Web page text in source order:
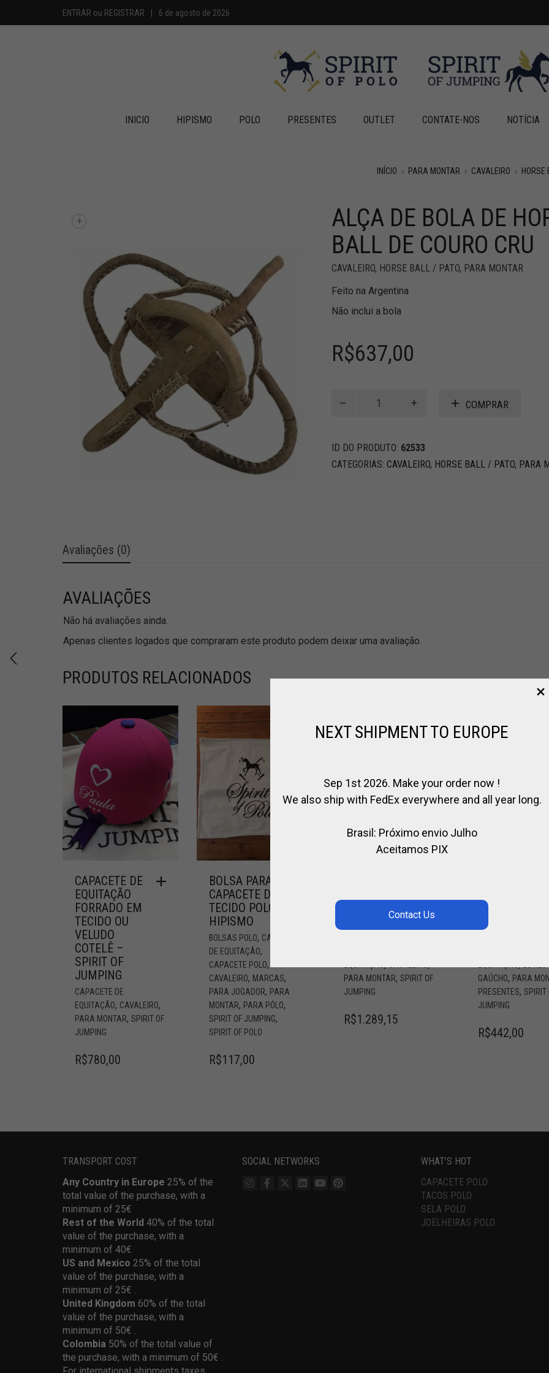
ENTRAR ou REGISTRAR | 6 de agosto de 2026
INICIO HIPISMO POLO PRESENTES OUTLET CONTATE-NOS NOTÍCIA
INÍCIO » PARA MONTAR » CAVALEIRO » HORSE
+
ALÇA DE BOLA DE
BALL DE COURO CRU
CAVALEIRO, HORSE BALL / PATO, PARA MONTAR
Feito na Argentina
Não inclui a bola
R$637,00
Horse
Ball
COMPRAR
ID DO PRODUTO: 62533
CATEGORIAS: CAVALEIRO, HORSE BALL / PATO, PARA
Avaliações (0)
AVALIAÇÕES
Não há avaliações ainda.
Apenas clientes logados que compraram este produto podem deixar uma avaliação.
PRODUTOS RELACIONADOS
CAPACETE DE
EQUITAÇÃO
FORRADO EM
TECIDO OU
VELUDO
COTELÊ –
SPIRIT OF
JUMPING
CAPACETE DE
EQUITAÇÃO, CAVALEIRO,
PARA MONTAR, SPIRIT OF
JUMPING
R$780,00
BOLSA PARA
CAPACETE DE
TECIDO POLO
HIPISMO
BOLSAS POLO, CAPACETE
DE EQUITAÇÃO,
CAPACETE POLO,
CAVALEIRO, MARCAS,
PARA JOGADOR, PARA
MONTAR, PARA PÓLO,
SPIRIT OF JUMPING,
SPIRIT OF POLO
R$117,00
IMPRESSO –
SPIRIT OF
JUMPING
PARA MONTAR, SPIRIT OF
JUMPING
R$1.289,15
CORRALERO
GRANDE DE
COURO CRU
GAÚCHO, PARA
PRESENTES,SPIRIT
JUMPING
R$442,00
TRANSPORT COST
Any Country in Europe 25% of the
total value of the purchase, with a
minimum of 25€
Rest of the World 40% of the total
value of the purchase, with a
minimum of 40€
US and Mexico 25% of the total
value of the purchase, with a
minimum of 25€ .
United Kingdom 60% of the total
value of the purchase, with a
minimum of 50€ .
Colombia 50% of the total value of
the purchase, with a minimum of 50€ .
SOCIAL NETWORKS
WHAT’S HOT
CAPACETE POLO
TACOS POLO
SELA POLO
JOELHEIRAS POLO
NEXT SHIPMENT TO EUROPE
Sep 1st 2026. Make your order now !
We also ship with FedEx everywhere and all year long.
Brasil: Próximo envio Julho
Aceitamos PIX